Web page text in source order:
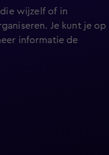
wijzelf of in
Je kunt je op
informatie de